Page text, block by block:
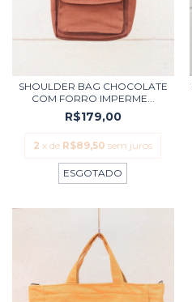
SHOULDER BAG CHOCOLATE
COM FORRO IMPERME...
R$179,00
2 x de R$89,50 sem juros
ESGOTADO